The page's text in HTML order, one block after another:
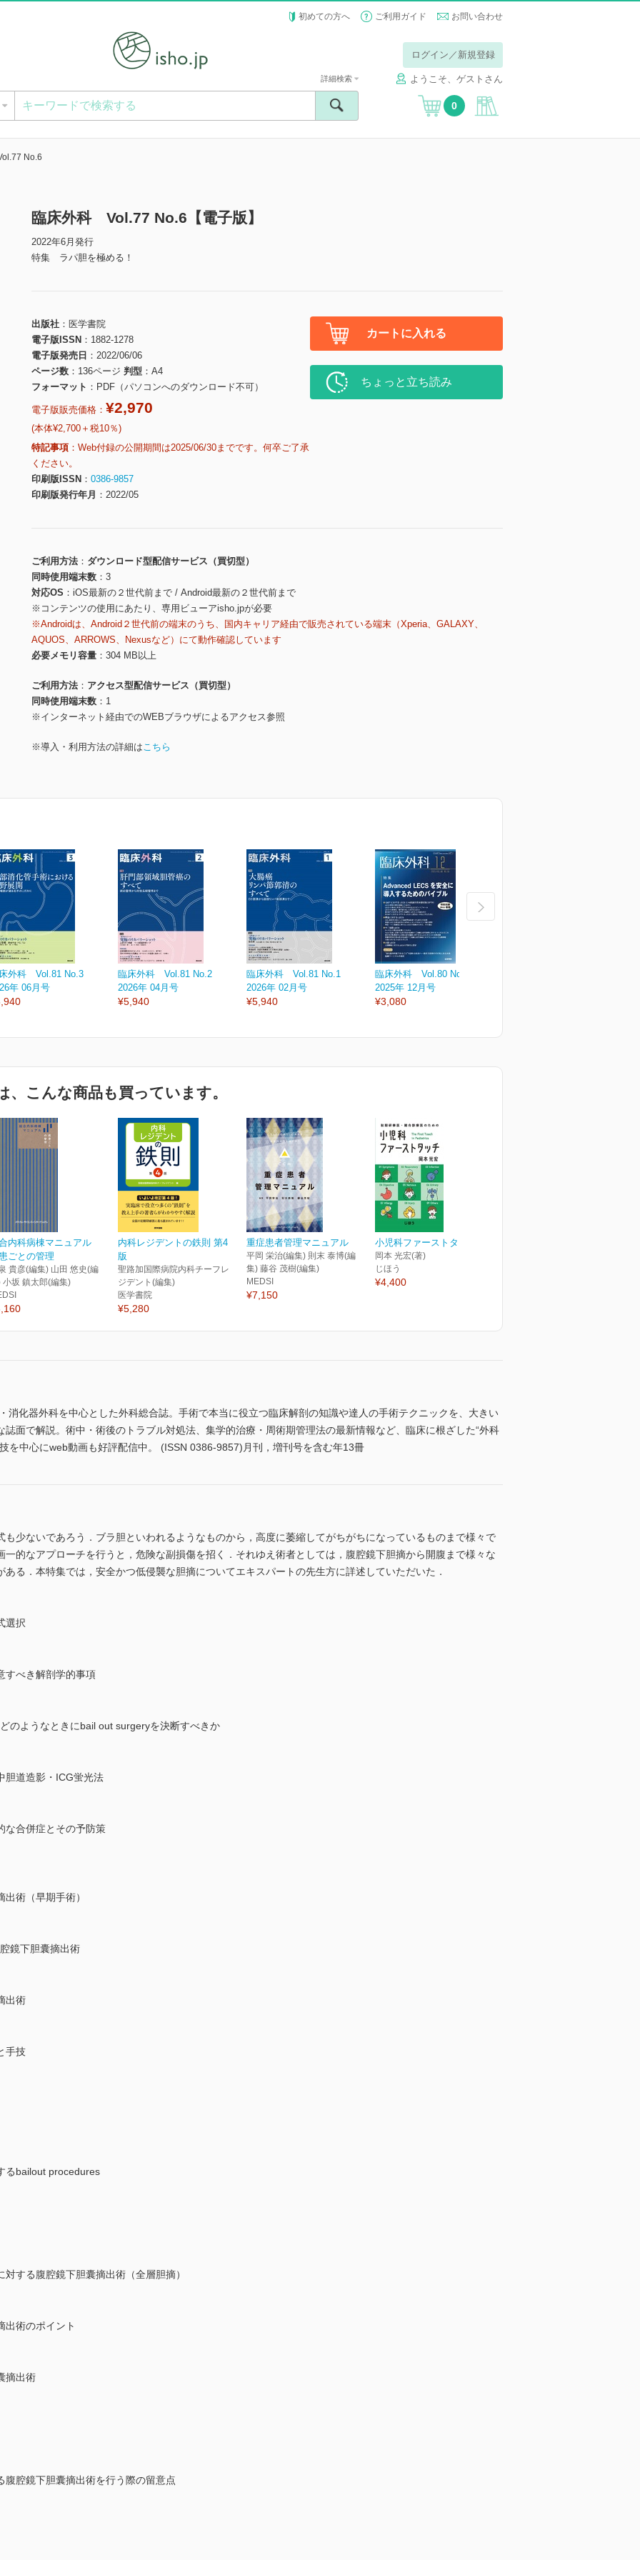
初めての方へ ご利用ガイド お問い合わせ
ログイン／新規登録
ようこそ、ゲストさん
詳細検索
0
No.6
臨床外科 Vol.77 No.6【電子版】
2022年6月発行
特集 ラパ胆を極める！
出版社
医学書院
電子版ISSN
1882-1278
電子版発売日
2022/06/06
ページ数
136ページ 判型
A4
フォーマット
PDF（パソコンへのダウンロード不可）
電子版販売価格： ¥2,970
(本体¥2,700＋税10％)
特記事項
Web付録の公開期間は2025/06/30までです。何卒ご了承
ください。
印刷版ISSN
0386-9857
印刷版発行年月
2022/05
カートに入れる
ちょっと立ち読み
ご利用方法
ダウンロード型配信サービス（買切型）
同時使用端末数
3
対応OS
iOS最新の２世代前まで / Android最新の２世代前まで
※コンテンツの使用にあたり、専用ビューアisho.jpが必要
※Androidは、Android２世代前の端末のうち、国内キャリア経由で販売されている端末（Xperia、GALAXY、
AQUOS、ARROWS、Nexusなど）にて動作確認しています
必要メモリ容量
304 MB以上
ご利用方法
アクセス型配信サービス（買切型）
同時使用端末数
1
※インターネット経由でのWEBブラウザによるアクセス参照
※導入・利用方法の詳細はこちら
外科 Vol.81 No.3
年 06月号
臨床外科 Vol.81 No.2
2026年 04月号
¥5,940
臨床外科 Vol.81 No.1
2026年 02月号
¥5,940
臨床外科 Vol.80 No.13
2025年 12月号
¥3,080
、こんな商品も買っています。
内科病棟マニュアル
ごとの管理
貴彦(編集) 山田 悠史(編
小坂 鎮太郎(編集)
内科レジデントの鉄則 第4
版
聖路加国際病院内科チーフレ
ジデント(編集)
医学書院
¥5,280
重症患者管理マニュアル
平岡 栄治(編集) 則末 泰博(編
集) 藤谷 茂樹(編集)
MEDSI
¥7,150
小児科ファーストタッチ
岡本 光宏(著)
じほう
¥4,400
化器外科を中心とした外科総合誌。手術で本当に役立つ臨床解剖の知識や達人の手術テクニックを、大きい
面で解説。術中・術後のトラブル対処法、集学的治療・周術期管理法の最新情報など、臨床に根ざした“外科
を中心にweb動画も好評配信中。 (ISSN 0386-9857)月刊，増刊号を含む年13冊
も少ないであろう．ブラ胆といわれるようなものから，高度に萎縮してがちがちになっているものまで様々で
的なアプローチを行うと，危険な副損傷を招く．それゆえ術者としては，腹腔鏡下胆摘から開腹まで様々な
る．本特集では，安全かつ低侵襲な胆摘についてエキスパートの先生方に詳述していただいた．
選択
すべき解剖学的事項
のようなときにbail out surgeryを決断すべきか
胆道造影・ICG蛍光法
な合併症とその予防策
術（早期手術）
鏡下胆囊摘出術
出術
手技
るbailout procedures
する腹腔鏡下胆囊摘出術（全層胆摘）
出術のポイント
摘出術
腔鏡下胆囊摘出術を行う際の留意点